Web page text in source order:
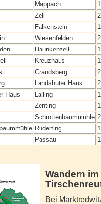
Mappach
Zell
Falkenstein
Wiesenfelden
Haunkenzell
Kreuzhaus
Grandsberg
Landshuter Haus
Haus Lalling
Zenting
Schrottenbaummühle
Ruderting
Passau
Wandern
Bei